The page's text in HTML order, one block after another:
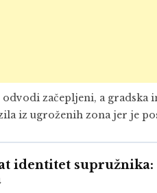
začepljeni, a
iz ugroženih zona jer je
identitet